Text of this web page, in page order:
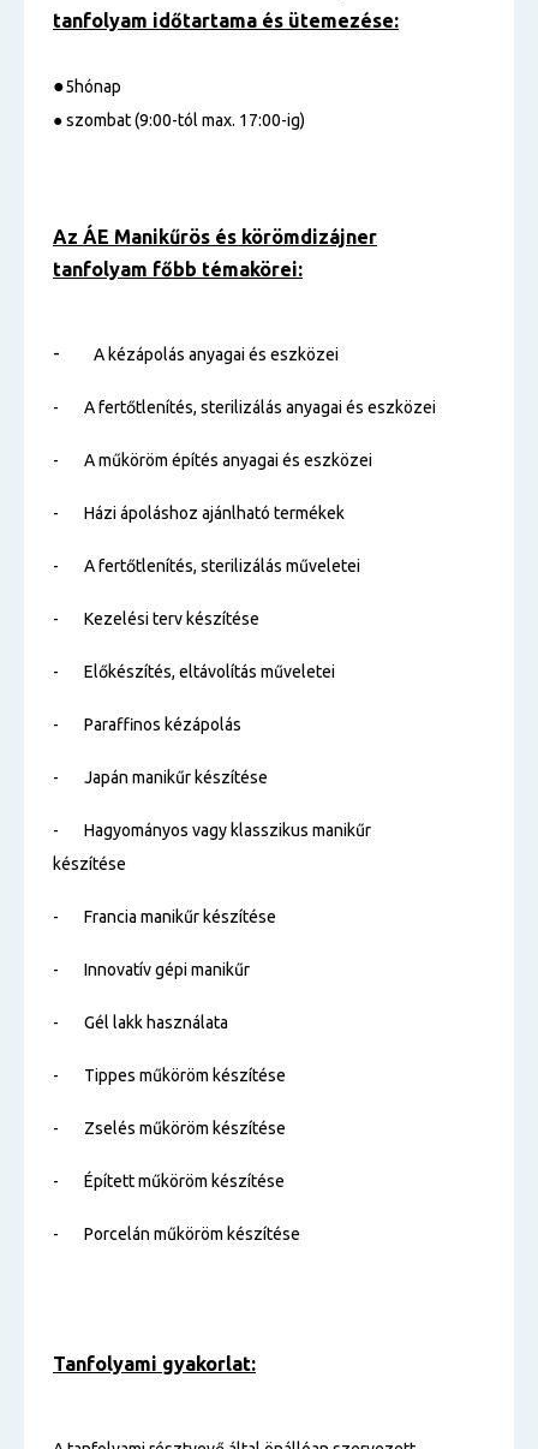
tanfolyam időtartama és ütemezése:
●5hónap
● szombat (9:00-tól max. 17:00-ig)
Az ÁE Manikűrös és körömdizájner
tanfolyam főbb témakörei:
- A kézápolás anyagai és eszközei
- A fertőtlenítés, sterilizálás anyagai és eszközei
- A műköröm építés anyagai és eszközei
- Házi ápoláshoz ajánlható termékek
- A fertőtlenítés, sterilizálás műveletei
- Kezelési terv készítése
- Előkészítés, eltávolítás műveletei
- Paraffinos kézápolás
- Japán manikűr készítése
- Hagyományos vagy klasszikus manikűr
készítése
- Francia manikűr készítése
- Innovatív gépi manikűr
- Gél lakk használata
- Tippes műköröm készítése
- Zselés műköröm készítése
- Épített műköröm készítése
- Porcelán műköröm készítése
Tanfolyami gyakorlat: